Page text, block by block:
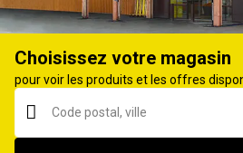
Choisissez votre magasin
pour voir les produits et les offres